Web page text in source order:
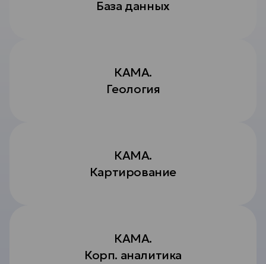
База данных
КАМА.
Геология
КАМА.
Картирование
КАМА.
Корп. аналитика